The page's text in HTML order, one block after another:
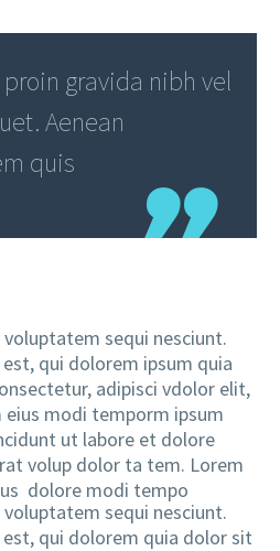
gravida nibh vel
Aenean
quis
sequi nesciunt.
qui dolorem ipsum quia
adipisci vdolor elit,
eius modi temporm ipsum
ut labore et dolore
volup dolor ta tem. Lorem
dolore modi tempo
sequi nesciunt.
qui dolorem quia dolor sit